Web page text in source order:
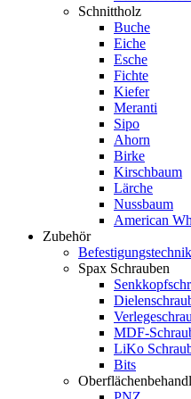
Schnittholz
Buche
Eiche
Esche
Fichte
Kiefer
Meranti
Sipo
Ahorn
Birke
Kirschbaum
Lärche
Nussbaum
American
Zubehör
Befestigungstechnik
Spax Schrauben
MDF-
LiKo
Bits